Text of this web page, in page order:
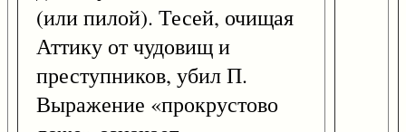
(или пилой). Тесей, очищая
Аттику от чудовищ и
преступников, убил П.
Выражение «прокрустово